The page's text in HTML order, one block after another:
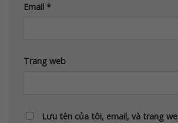
Email *
Trang web
Lưu tên của tôi, email, và trang